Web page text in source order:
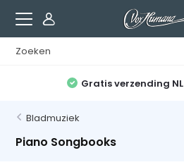
Gratis verzending NL
Bladmuziek
Piano Songbooks